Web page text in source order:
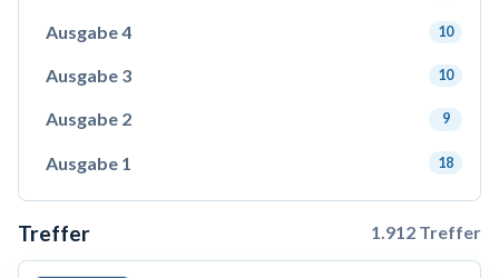
Ausgabe 4 10
Ausgabe 3 10
Ausgabe 2 9
Ausgabe 1 18
Treffer 1.912 Treffer